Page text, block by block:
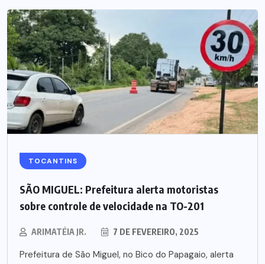
TOCANTINS
SÃO MIGUEL: Prefeitura alerta motoristas
sobre controle de velocidade na TO-201
ARIMATÉIA JR. 7 DE FEVEREIRO, 2025
Prefeitura de São Miguel, no Bico do Papagaio, alerta